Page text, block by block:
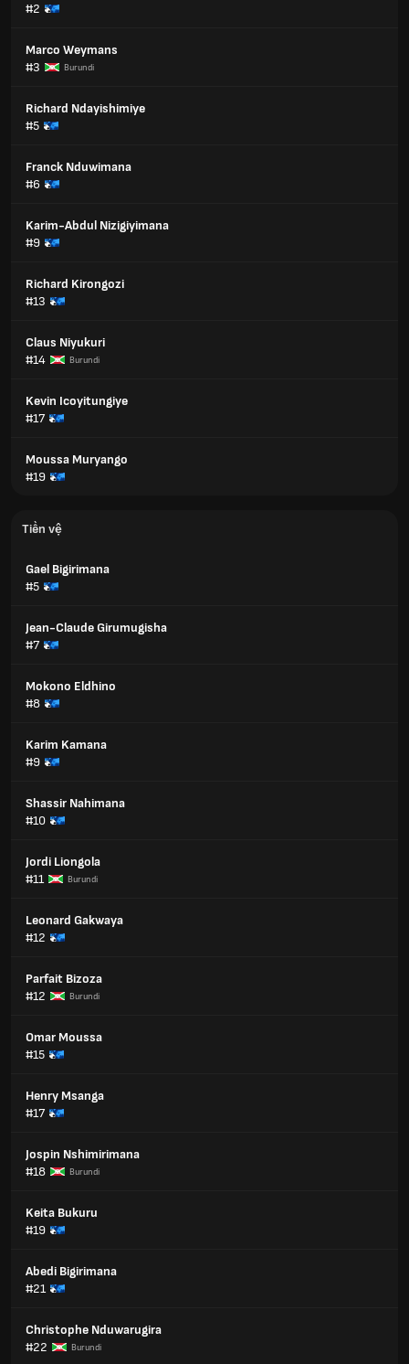
#2
Marco Weymans
#3
Burundi
Richard Ndayishimiye
#5
Franck Nduwimana
#6
Karim-Abdul Nizigiyimana
#9
Richard Kirongozi
#13
Claus Niyukuri
#14
Burundi
Kevin Icoyitungiye
#17
Moussa Muryango
#19
Tiền vệ
Gael Bigirimana
#5
Jean-Claude Girumugisha
#7
Mokono Eldhino
#8
Karim Kamana
#9
Shassir Nahimana
#10
Jordi Liongola
#11
Burundi
Leonard Gakwaya
#12
Parfait Bizoza
#12
Burundi
Omar Moussa
#15
Henry Msanga
#17
Jospin Nshimirimana
#18
Burundi
Keita Bukuru
#19
Abedi Bigirimana
#21
Christophe Nduwarugira
#22
Burundi